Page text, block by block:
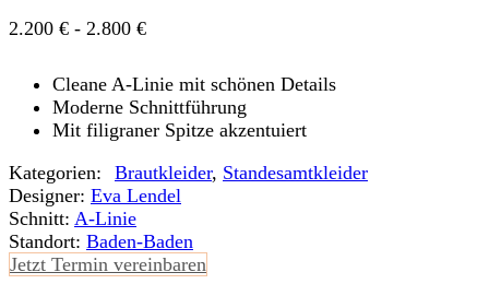
2.200 € - 2.800 €
Cleane A-Linie mit schönen Details
Moderne Schnittführung
Mit filigraner Spitze akzentuiert
Kategorien:
Braut­kleider, Standesamt­­­kleider
Designer: Eva Lendel
Schnitt: A-Linie
Standort: Baden-Baden
Jetzt Termin vereinbaren